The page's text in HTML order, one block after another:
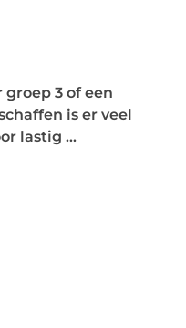
3 of een
is er veel
lastig ...